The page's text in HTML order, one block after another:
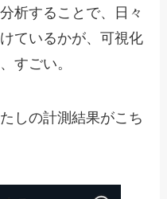
析することで、日々
ているかが、可視化
すごい。
しの計測結果がこち